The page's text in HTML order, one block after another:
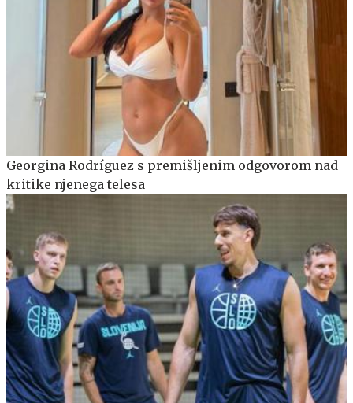
Georgina Rodríguez s premišljenim odgovorom nad
kritike njenega telesa